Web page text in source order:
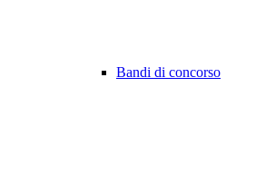
Bandi di concorso